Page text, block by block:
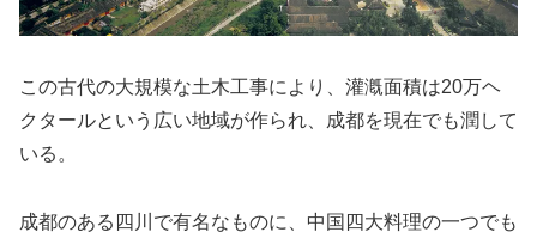
この古代の大規模な土木工事により、灌漑面積は20万ヘ
クタールという広い地域が作られ、成都を現在でも潤して
いる。
成都のある四川で有名なものに、中国四大料理の一つでも